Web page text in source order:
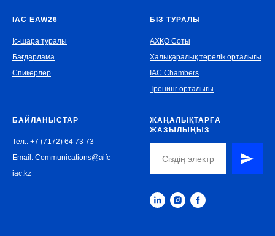
IAC EAW26
Іс-шара туралы
Бағдарлама
Спикерлер
БІЗ ТУРАЛЫ
АХҚО Соты
Халықаралық төрелік орталығы
IAC Chambers
Тренинг орталығы
БАЙЛАНЫСТАР
Тел.: +7 (7172) 64 73 73
Email: Communications@aifc-
iac.kz
ЖАҢАЛЫҚТАРҒА
ЖАЗЫЛЫҢЫЗ